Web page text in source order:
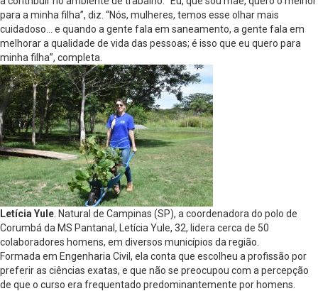
para a minha filha”, diz. “Nós, mulheres, temos esse olhar mais
cuidadoso… e quando a gente fala em saneamento, a gente fala em
melhorar a qualidade de vida das pessoas; é isso que eu quero para
minha filha”, completa.
Letícia Yule . Natural de Campinas (SP), a coordenadora do polo de
Corumbá da MS Pantanal, Letícia Yule, 32, lidera cerca de 50
colaboradores homens, em diversos municípios da região.
Formada em Engenharia Civil, ela conta que escolheu a profissão por
preferir as ciências exatas, e que não se preocupou com a percepção
de que o curso era frequentado predominantemente por homens.